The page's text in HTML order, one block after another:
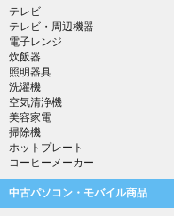
テレビ
テレビ・周辺機器
電子レンジ
炊飯器
照明器具
洗濯機
空気清浄機
美容家電
掃除機
ホットプレート
コーヒーメーカー
中古パソコン・モバイル商品